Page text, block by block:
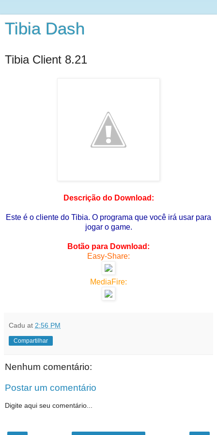
Tibia Dash
Tibia Client 8.21
Descrição do Download:
Este é o cliente do Tibia. O programa que você irá usar para
jogar o game.
Botão para Download:
Easy-Share:
MediaFire:
Cadu at 2:56 PM
Compartilhar
Nenhum comentário:
Postar um comentário
Digite aqui seu comentário...